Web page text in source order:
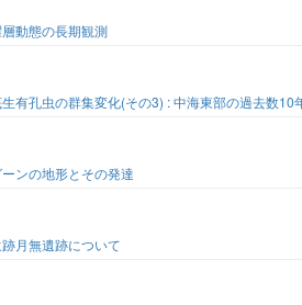
動態の長期観測
有孔虫の群集変化(その3) : 中海東部の過去数10
ンの地形とその発達
月無遺跡について